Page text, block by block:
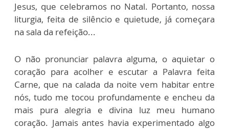
Jesus, que celebramos no Natal. Portanto, nossa
liturgia, feita de silêncio e quietude, já começara
na sala da refeição...
O não pronunciar palavra alguma, o aquietar o
coração para acolher e escutar a Palavra feita
Carne, que na calada da noite vem habitar entre
nós, tudo me tocou profundamente e encheu da
mais pura alegria e divina luz meu humano
coração. Jamais antes havia experimentado algo